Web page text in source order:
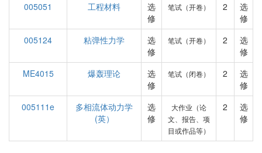
005051
工程材料
选
修
笔试（开卷） 2
选
修
005124
粘弹性力学
选
修
笔试（开卷） 2
选
修
ME4015
爆轰理论
选
修
笔试（闭卷） 2
选
修
005111e
多相流体动力学
(英）
选
修
大作业（论
文、报告、项
目或作品等）
2
选
修